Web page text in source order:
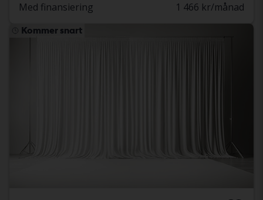
Med finansiering 1 466 kr/månad
Kommer snart